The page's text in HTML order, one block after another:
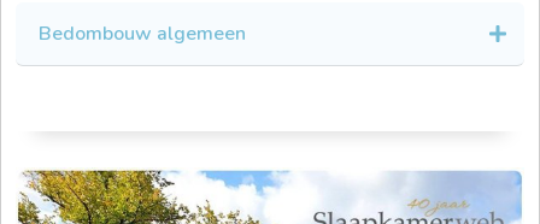
Bedombouw algemeen